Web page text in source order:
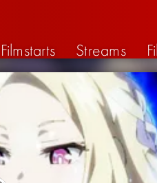
Filmstarts Streams